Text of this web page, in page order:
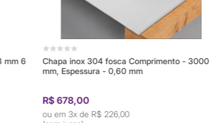
Chapa inox 304 fosca Comprimento - 3000
mm, Espessura - 0,60 mm
R$ 678,00
3x deR$ 226,00